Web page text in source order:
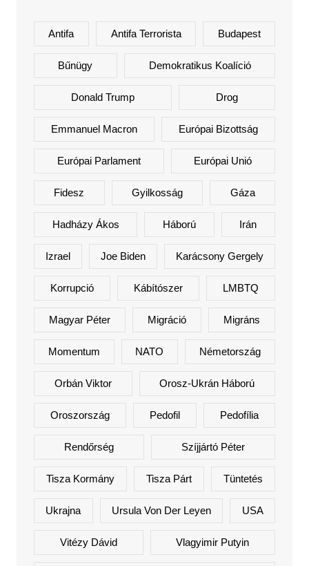
Antifa Antifa Terrorista Budapest
Bűnügy Demokratikus Koalíció
Donald Trump Drog
Emmanuel Macron Európai Bizottság
Európai Parlament Európai Unió
Fidesz Gyilkosság Gáza
Hadházy Ákos Háború Irán
Izrael Joe Biden Karácsony Gergely
Korrupció Kábítószer LMBTQ
Magyar Péter Migráció Migráns
Momentum NATO Németország
Orbán Viktor Orosz-Ukrán Háború
Oroszország Pedofil Pedofília
Rendőrség Szíjjártó Péter
Tisza Kormány Tisza Párt Tüntetés
Ukrajna Ursula Von Der Leyen USA
Vitézy Dávid Vlagyimir Putyin